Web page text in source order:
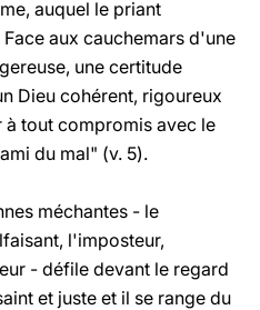
auquel le priant
aux cauchemars d'une
une certitude
Dieu cohérent, rigoureux
tout compromis avec le
du mal" (v. 5).
méchantes - le
l'imposteur,
- défile devant le regard
et juste et il se range du